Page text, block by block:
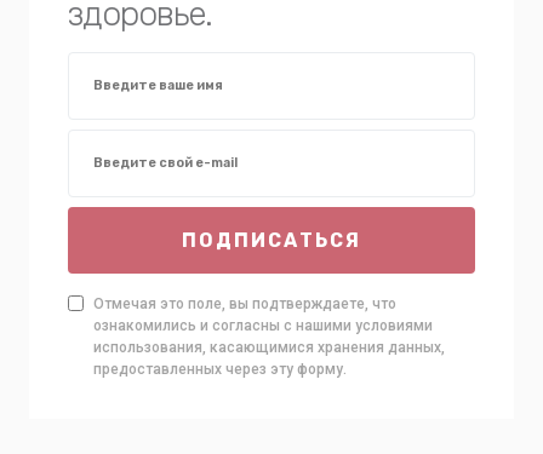
здоровье.
ПОДПИСАТЬСЯ
Отмечая это поле, вы подтверждаете, что
ознакомились и согласны с нашими условиями
использования, касающимися хранения данных,
предоставленных через эту форму.